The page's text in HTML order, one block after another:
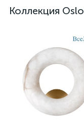
Коллекция Oslo